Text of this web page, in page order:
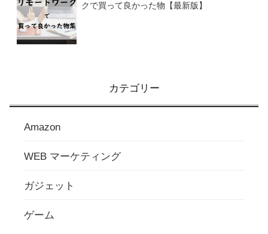
クで買って良かった物【最新版】
カテゴリー
Amazon
WEB マーケティング
ガジェット
ゲーム